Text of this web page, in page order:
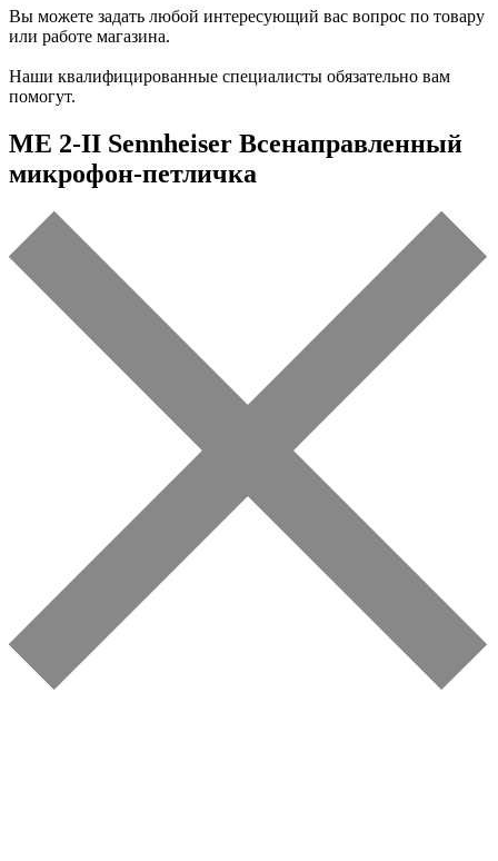
Вы можете задать любой интересующий вас вопрос по товару
или работе магазина.
Наши квалифицированные специалисты обязательно вам
помогут.
ME 2-II Sennheiser Всенаправленный
микрофон-петличка